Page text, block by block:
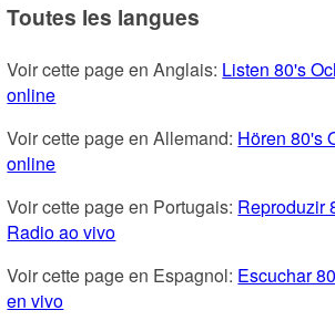
Toutes les langues
Voir cette page en Anglais: Listen 80's
online
Voir cette page en Allemand: Hören 80's
online
Voir cette page en Portugais: Reproduzir
Radio ao vivo
Voir cette page en Espagnol: Escuchar
en vivo